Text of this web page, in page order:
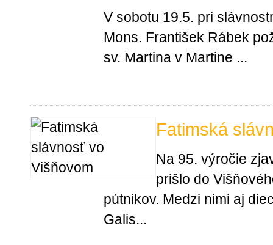
V sobotu 19.5. pri
Mons. František Rábek
sv. Martina v Martine ...
Fatimská
Na 95. výročie
prišlo do
pútnikov. Medzi nimi aj
Galis...